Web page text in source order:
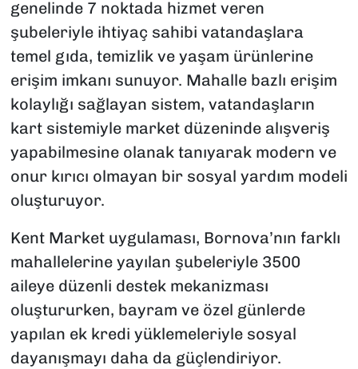
genelinde 7 noktada hizmet veren
şubeleriyle ihtiyaç sahibi vatandaşlara
temel gıda, temizlik ve yaşam ürünlerine
erişim imkanı sunuyor. Mahalle bazlı erişim
kolaylığı sağlayan sistem, vatandaşların
kart sistemiyle market düzeninde alışveriş
yapabilmesine olanak tanıyarak modern ve
onur kırıcı olmayan bir sosyal yardım modeli
oluşturuyor.
Kent Market uygulaması, Bornova’nın farklı
mahallelerine yayılan şubeleriyle 3500
aileye düzenli destek mekanizması
oluştururken, bayram ve özel günlerde
yapılan ek kredi yüklemeleriyle sosyal
dayanışmayı daha da güçlendiriyor.